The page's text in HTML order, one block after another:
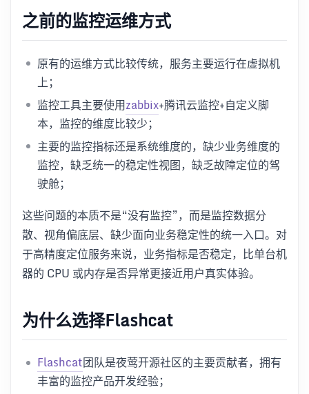
之前的监控运维方式
原有的运维方式比较传统，服务主要运行在虚拟机
上；
监控工具主要使用zabbix+腾讯云监控+自定义脚
本，监控的维度比较少；
主要的监控指标还是系统维度的，缺少业务维度的
监控，缺乏统一的稳定性视图，缺乏故障定位的驾
驶舱；
这些问题的本质不是“没有监控”，而是监控数据分
散、视角偏底层、缺少面向业务稳定性的统一入口。对
于高精度定位服务来说，业务指标是否稳定，比单台机
器的 CPU 或内存是否异常更接近用户真实体验。
为什么选择Flashcat
Flashcat团队是夜莺开源社区的主要贡献者，拥有
丰富的监控产品开发经验；